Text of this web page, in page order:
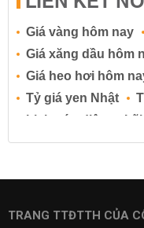
Giá vàng hôm nay
Giá xăng dầu hôm
Giá heo hơi hôm
Tỷ giá yen Nhật
Lịch cúp điện
Lãi suất tiết kiệm
Lãi suất ngân hàng
TRANG TTĐTTH CỦA